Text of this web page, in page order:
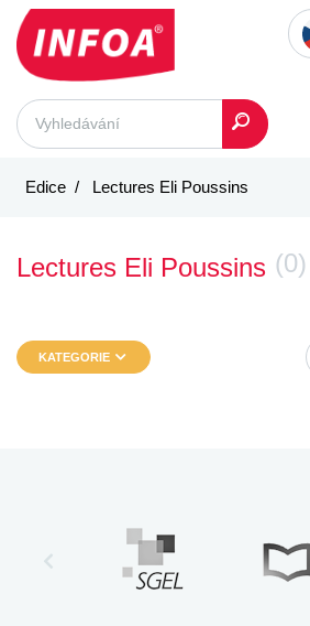
Edice Lectures Eli Poussins
Lectures Eli Poussins (0)
KATEGORIE